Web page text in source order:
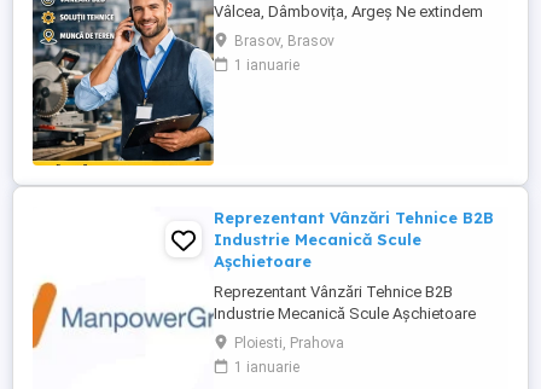
Vâlcea, Dâmbovița, Argeș Ne extindem
echipa de vânzări și căutăm un Agent
Vânzări Soluții Tehnice, orientat către
rezultate, cu experiență în vânzări B2B și
Brasov, Brasov
1 ianuarie
Reprezentant Vânzări Tehnice B2B
Industrie Mecanică Scule
Așchietoare
Reprezentant Vânzări Tehnice B2B
Industrie Mecanică Scule Așchietoare
Companie specializată în importul și
distribuția de scule așchietoare și
echipamente industriale din Europa,
Ploiesti, Prahova
1 ianuarie